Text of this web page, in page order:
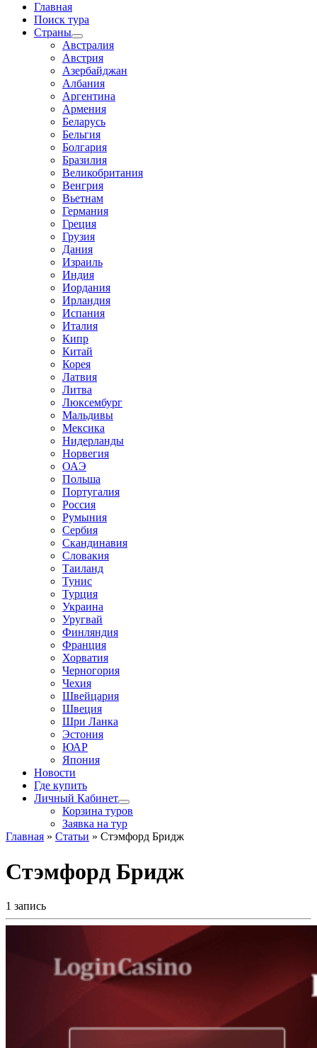
Главная
Поиск тура
Страны
Австралия
Австрия
Азербайджан
Албания
Аргентина
Армения
Беларусь
Бельгия
Болгария
Бразилия
Великобритания
Венгрия
Вьетнам
Германия
Греция
Грузия
Дания
Израиль
Индия
Иордания
Ирландия
Испания
Италия
Кипр
Китай
Корея
Латвия
Литва
Люксембург
Мальдивы
Мексика
Нидерланды
Норвегия
ОАЭ
Польша
Португалия
Россия
Румыния
Сербия
Скандинавия
Словакия
Таиланд
Тунис
Турция
Украина
Уругвай
Финляндия
Франция
Хорватия
Черногория
Чехия
Швейцария
Швеция
Шри Ланка
Эстония
ЮАР
Япония
Новости
Где купить
Личный Кабинет
Корзина туров
Заявка на тур
Главная » Статьи » Стэмфорд Бридж
Стэмфорд Бридж
1 запись